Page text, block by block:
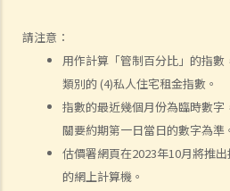
請注意：
用作計算「管制百分比」的指數
類別的 (4)私人住宅租金指數。
指數的最近幾個月份為臨時數
關要約期第一日當日的數字為準
估價署網頁在2023年10月將推
的網上計算機。
（例如公屋或居者有其屋計劃）？
7. 外國人可以在香港租用物業嗎？
8. 如果我是公司派遣來香港工作的外國
需要特別注意？
9. 部份處所的地契中載有承諾、條款及
途 (例如：已登記或非登記寮屋、天台
或農地上的帳篷車)。涉及這類處所的租